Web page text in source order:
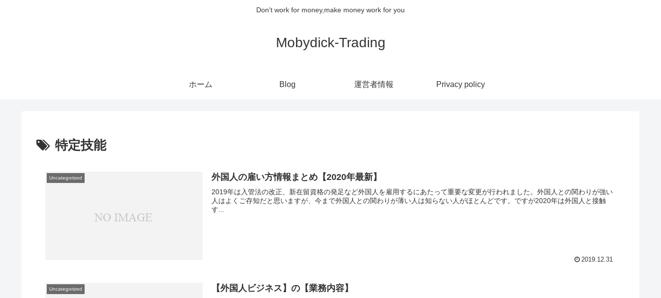
Don't work for money,make money work for you
Mobydick-Trading
ホーム Blog 運営者情報 Privacy policy
特定技能
Uncategorized 外国人の雇い方情報まとめ【2020年最新】
2019年は入管法の改正、新在留資格の発足など外国人を雇用するにあたって重要な変更が行われました。外国人との関わりが強い
人はよくご存知だと思いますが、今まで外国人との関わりが薄い人は知らない人がほとんどです。ですが2020年は外国人と接触
す...
2019.12.31
Uncategorized 【外国人ビジネス】の【業務内容】